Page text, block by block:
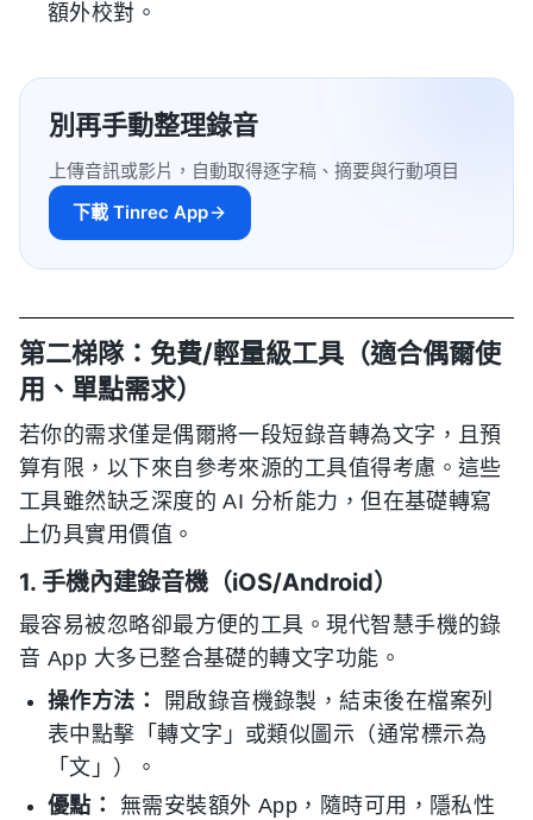
額外校對。
別再手動整理錄音
上傳音訊或影片，自動取得逐字稿、摘要與行動項目
下載 Tinrec App
第二梯隊：免費/輕量級工具（適合偶爾使
用、單點需求）
若你的需求僅是偶爾將一段短錄音轉為文字，且預
算有限，以下來自參考來源的工具值得考慮。這些
工具雖然缺乏深度的 AI 分析能力，但在基礎轉寫
上仍具實用價值。
1. 手機內建錄音機（iOS/Android）
最容易被忽略卻最方便的工具。現代智慧手機的錄
音 App 大多已整合基礎的轉文字功能。
操作方法：
開啟錄音機錄製，結束後在檔案列
表中點擊「轉文字」或類似圖示（通常標示為
「文」）。
優點：
無需安裝額外 App，隨時可用，隱私性